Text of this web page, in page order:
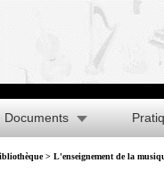
Documents
> L'enseignement de la